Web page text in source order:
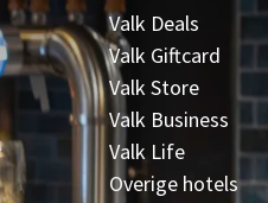
Valk Deals
Valk Giftcard
Valk Store
Valk Business
Valk Life
Overige hotels